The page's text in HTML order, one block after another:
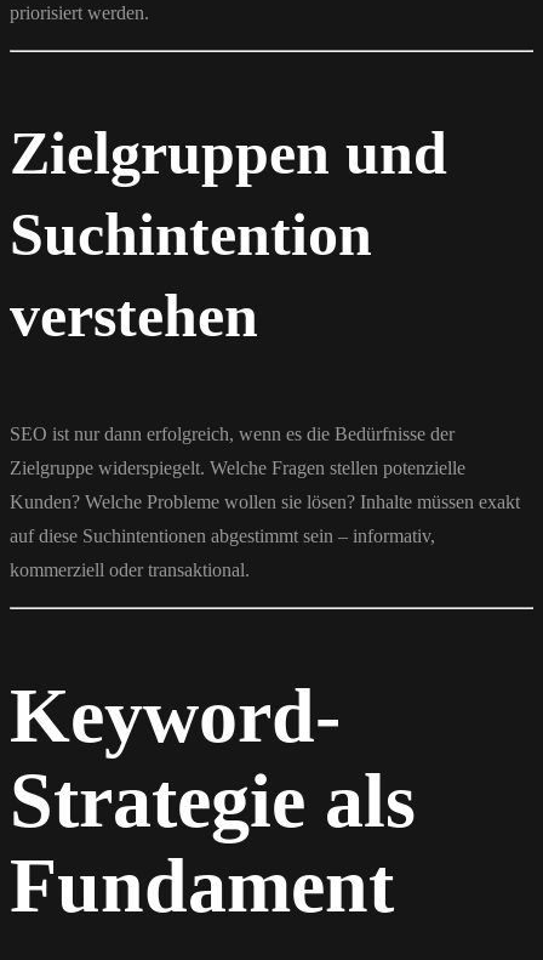
priorisiert werden.
Zielgruppen und
Suchintention
verstehen
SEO ist nur dann erfolgreich, wenn es die Bedürfnisse der
Zielgruppe widerspiegelt. Welche Fragen stellen potenzielle
Kunden? Welche Probleme wollen sie lösen? Inhalte müssen exakt
auf diese Suchintentionen abgestimmt sein – informativ,
kommerziell oder transaktional.
Keyword-
Strategie als
Fundament